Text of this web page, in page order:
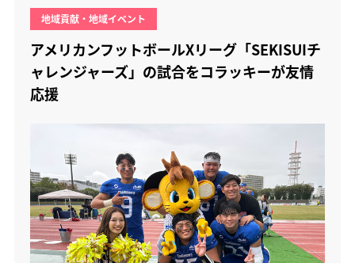
地域貢献・地域イベント
アメリカンフットボールXリーグ「SEKISUIチ
ャレンジャーズ」の試合をコラッキーが友情
応援